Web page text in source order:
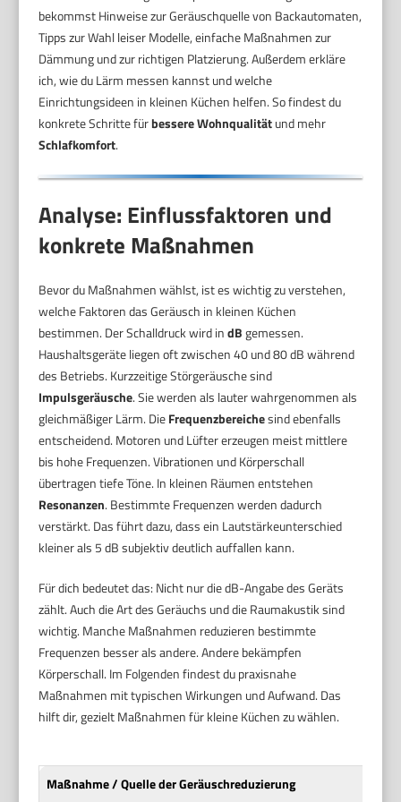
bekommst Hinweise zur Geräuschquelle von Backautomaten,
Tipps zur Wahl leiser Modelle, einfache Maßnahmen zur
Dämmung und zur richtigen Platzierung. Außerdem erkläre
ich, wie du Lärm messen kannst und welche
Einrichtungsideen in kleinen Küchen helfen. So findest du
konkrete Schritte fürbessere Wohnqualitätund mehr
Schlafkomfort.
Analyse: Einflussfaktoren und
konkrete Maßnahmen
Bevor du Maßnahmen wählst, ist es wichtig zu verstehen,
welche Faktoren das Geräusch in kleinen Küchen
bestimmen. Der Schalldruck wird indBgemessen.
Haushaltsgeräte liegen oft zwischen 40 und 80 dB während
des Betriebs. Kurzzeitige Störgeräusche sind
Impulsgeräusche. Sie werden als lauter wahrgenommen als
gleichmäßiger Lärm. DieFrequenzbereichesind ebenfalls
entscheidend. Motoren und Lüfter erzeugen meist mittlere
bis hohe Frequenzen. Vibrationen und Körperschall
übertragen tiefe Töne. In kleinen Räumen entstehen
Resonanzen. Bestimmte Frequenzen werden dadurch
verstärkt. Das führt dazu, dass ein Lautstärkeunterschied
kleiner als 5 dB subjektiv deutlich auffallen kann.
Für dich bedeutet das: Nicht nur die dB-Angabe des Geräts
zählt. Auch die Art des Geräuchs und die Raumakustik sind
wichtig. Manche Maßnahmen reduzieren bestimmte
Frequenzen besser als andere. Andere bekämpfen
Körperschall. Im Folgenden findest du praxisnahe
Maßnahmen mit typischen Wirkungen und Aufwand. Das
hilft dir, gezielt Maßnahmen für kleine Küchen zu wählen.
Maßnahme / Quelle der Geräuschreduzierung